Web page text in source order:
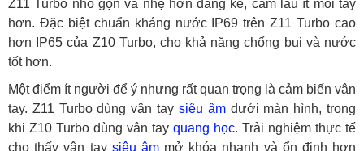
Z11 Turbo nhỏ gọn và nhẹ hơn đáng kể, cầm lâu ít mỏi tay
hơn. Đặc biệt chuẩn kháng nước IP69 trên Z11 Turbo cao
hơn IP65 của Z10 Turbo, cho khả năng chống bụi và nước
tốt hơn.
Một điểm ít người để ý nhưng rất quan trọng là cảm biến vân
tay. Z11 Turbo dùng vân tay siêu âmdưới màn hình, trong
khi Z10 Turbo dùng vân tay quang học. Trải nghiệm thực tế
cho thấy vân tay siêu âmmở khóa nhanh và ổn định hơn